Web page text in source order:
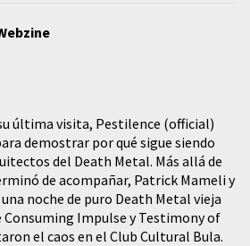
última visita, Pestilence (official)
demostrar por qué sigue siendo
del Death Metal. Más allá de
de acompañar, Patrick Mameli y
noche de puro Death Metal vieja
Consuming Impulse y Testimony of
el caos en el Club Cultural Bula.